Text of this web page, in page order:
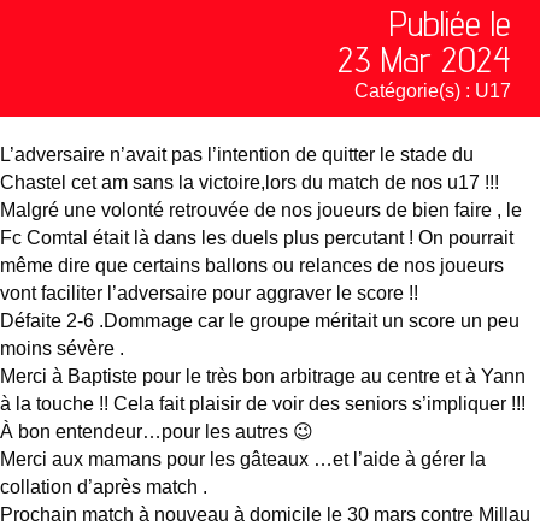
Publiée le
23 Mar 2024
Catégorie(s) : U17
L’adversaire n’avait pas l’intention de quitter le stade du
Chastel cet am sans la victoire,lors du match de nos u17 !!!
Malgré une volonté retrouvée de nos joueurs de bien faire , le
Fc Comtal était là dans les duels plus percutant ! On pourrait
même dire que certains ballons ou relances de nos joueurs
vont faciliter l’adversaire pour aggraver le score !!
Défaite 2-6 .Dommage car le groupe méritait un score un peu
moins sévère .
Merci à Baptiste pour le très bon arbitrage au centre et à Yann
à la touche !! Cela fait plaisir de voir des seniors s’impliquer !!!
À bon entendeur…pour les autres 😉
Merci aux mamans pour les gâteaux …et l’aide à gérer la
collation d’après match .
Prochain match à nouveau à domicile le 30 mars contre Millau